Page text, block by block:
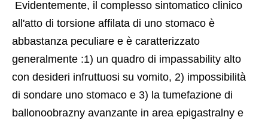
all'atto di torsione affilata di uno stomaco è
abbastanza peculiare e è caratterizzato
generalmente :1) un quadro di impassability alto
con desideri infruttuosi su vomito, 2) impossibilità
di sondare uno stomaco e 3) la tumefazione di
ballonoobrazny avanzante in area epigastralny e